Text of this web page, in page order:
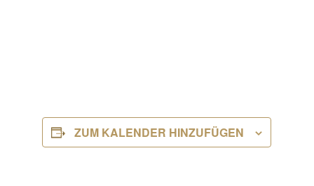
ZUM KALENDER HINZUFÜGEN